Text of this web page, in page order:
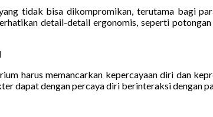
tidak bisa dikompromikan, terutama bagi
detail-detail ergonomis, seperti
harus memancarkan kepercayaan diri dan
dapat dengan percaya diri berinteraksi dengan